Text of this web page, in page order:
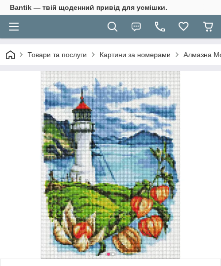
Bantik — твій щоденний привід для усмішки.
Товари та послуги Картини за номерами Алмазна